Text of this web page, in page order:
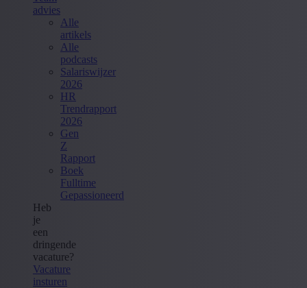
advies
Alle
artikels
Alle
podcasts
Salariswijzer
2026
HR
Trendrapport
2026
Gen
Z
Rapport
Boek
Fulltime
Gepassioneerd
Heb
je
een
dringende
vacature?
Vacature
insturen